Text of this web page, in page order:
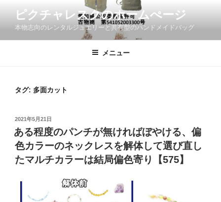
ン
ピクチャレスクのホームぺージ
本物志向のレンタルジュエリーと共有型のハンドメイドバッグ
メニュー
タグ: 多面カット
投
稿
日:
2021年5月21日
ある程度のパンチが無ければぼやける、偏
色カラーのネックレスを解体して選び直し
たマルチカラーは結局偏色寄り【575】